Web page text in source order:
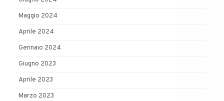
Maggio 2024
Aprile 2024
Gennaio 2024
Giugno 2023
Aprile 2023
Marzo 2023